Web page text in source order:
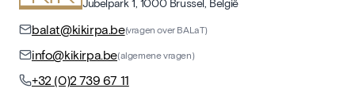
Jubelpark 1, 1000 Brussel, België
balat@kikirpa.be(vragen over BALaT)
info@kikirpa.be(algemene vragen)
+32 (0)2 739 67 11